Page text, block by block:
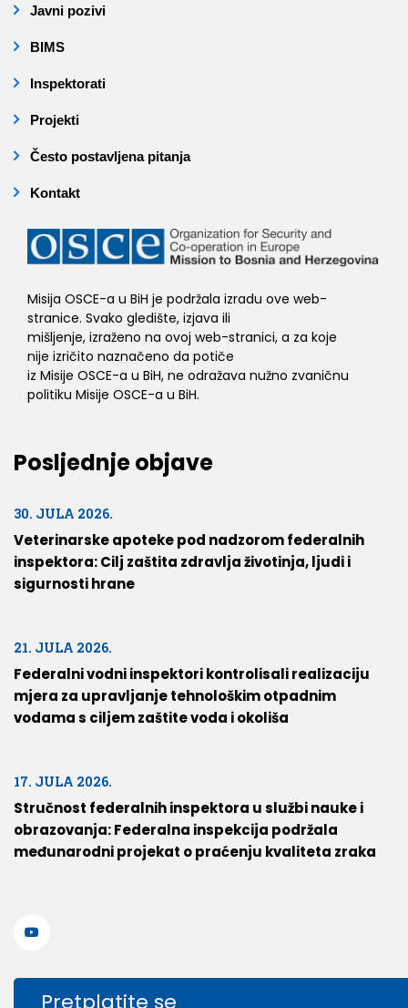
Javni pozivi
BIMS
Inspektorati
Projekti
Često postavljena pitanja
Kontakt
Misija OSCE-a u BiH je podržala izradu ove web-
stranice. Svako gledište, izjava ili
mišljenje, izraženo na ovoj web-stranici, a za koje
nije izričito naznačeno da potiče
iz Misije OSCE-a u BiH, ne odražava nužno zvaničnu
politiku Misije OSCE-a u BiH.
Posljednje objave
30. JULA 2026.
Veterinarske apoteke pod nadzorom federalnih
inspektora: Cilj zaštita zdravlja životinja, ljudi i
sigurnosti hrane
21. JULA 2026.
Federalni vodni inspektori kontrolisali realizaciju
mjera za upravljanje tehnološkim otpadnim
vodama s ciljem zaštite voda i okoliša
17. JULA 2026.
Stručnost federalnih inspektora u službi nauke i
obrazovanja: Federalna inspekcija podržala
međunarodni projekat o praćenju kvaliteta zraka
Pretplatite se